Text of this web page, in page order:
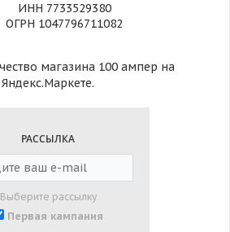
ИНН 7733529380
ОГРН 1047796711082
РАССЫЛКА
Выберите рассылку
Первая кампания